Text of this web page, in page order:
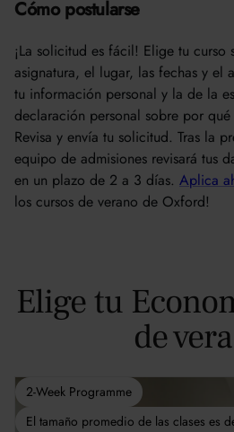
Cómo postularse
¡La solicitud es fácil! Elige tu curso
asignatura, el lugar, las fechas y el
tu información personal y la de la
declaración personal sobre por
Revisa y envía tu solicitud. Tras la
equipo de admisiones revisará tus
en un plazo de 2 a 3 días. Aplica
los cursos de verano de Oxford!
Elige tu
de
2-Week Programme
El tamaño promedio de las clases es